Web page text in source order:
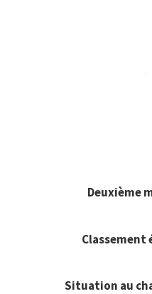
Deuxième
Classement
Situation au